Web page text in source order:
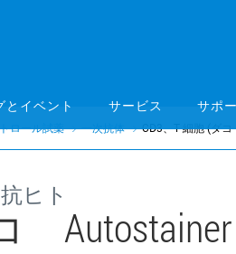
とイベント サービス サポ
ロール試薬 一次抗体 CD3、T 細胞 (ダ
Autostainer
ヒト